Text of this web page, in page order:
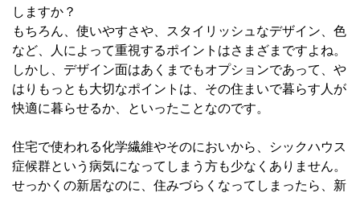
しますか？
もちろん、使いやすさや、スタイリッシュなデザイン、色
など、人によって重視するポイントはさまざまですよね。
しかし、デザイン面はあくまでもオプションであって、や
はりもっとも大切なポイントは、その住まいで暮らす人が
快適に暮らせるか、といったことなのです。
住宅で使われる化学繊維やそのにおいから、シックハウス
症候群という病気になってしまう方も少なくありません。
せっかくの新居なのに、住みづらくなってしまったら、新